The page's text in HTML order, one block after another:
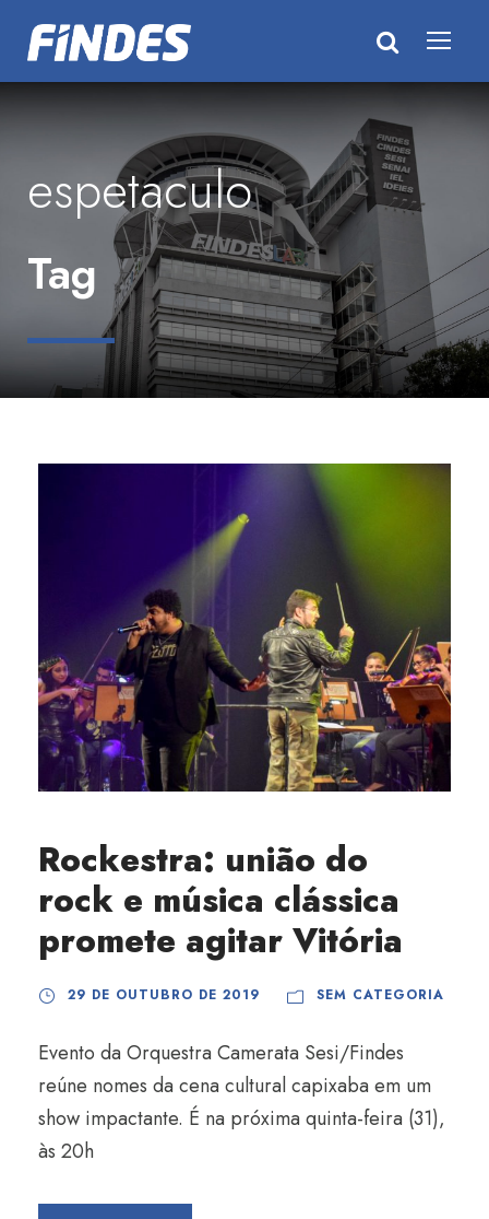
espetaculo
Tag
Rockestra: união do
rock e música clássica
promete agitar Vitória
29 DE OUTUBRO DE 2019 SEM CATEGORIA
Evento da Orquestra Camerata Sesi/Findes
reúne nomes da cena cultural capixaba em um
show impactante. É na próxima quinta-feira (31),
às 20h